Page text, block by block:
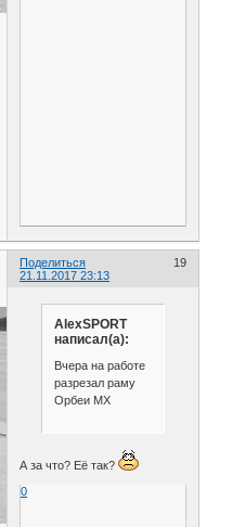
Поделиться
19
21.11.2017 23:13
AlexSPORT
написал(а):
Вчера на работе
разрезал раму
Орбеи МХ
А за что? Её так?
0